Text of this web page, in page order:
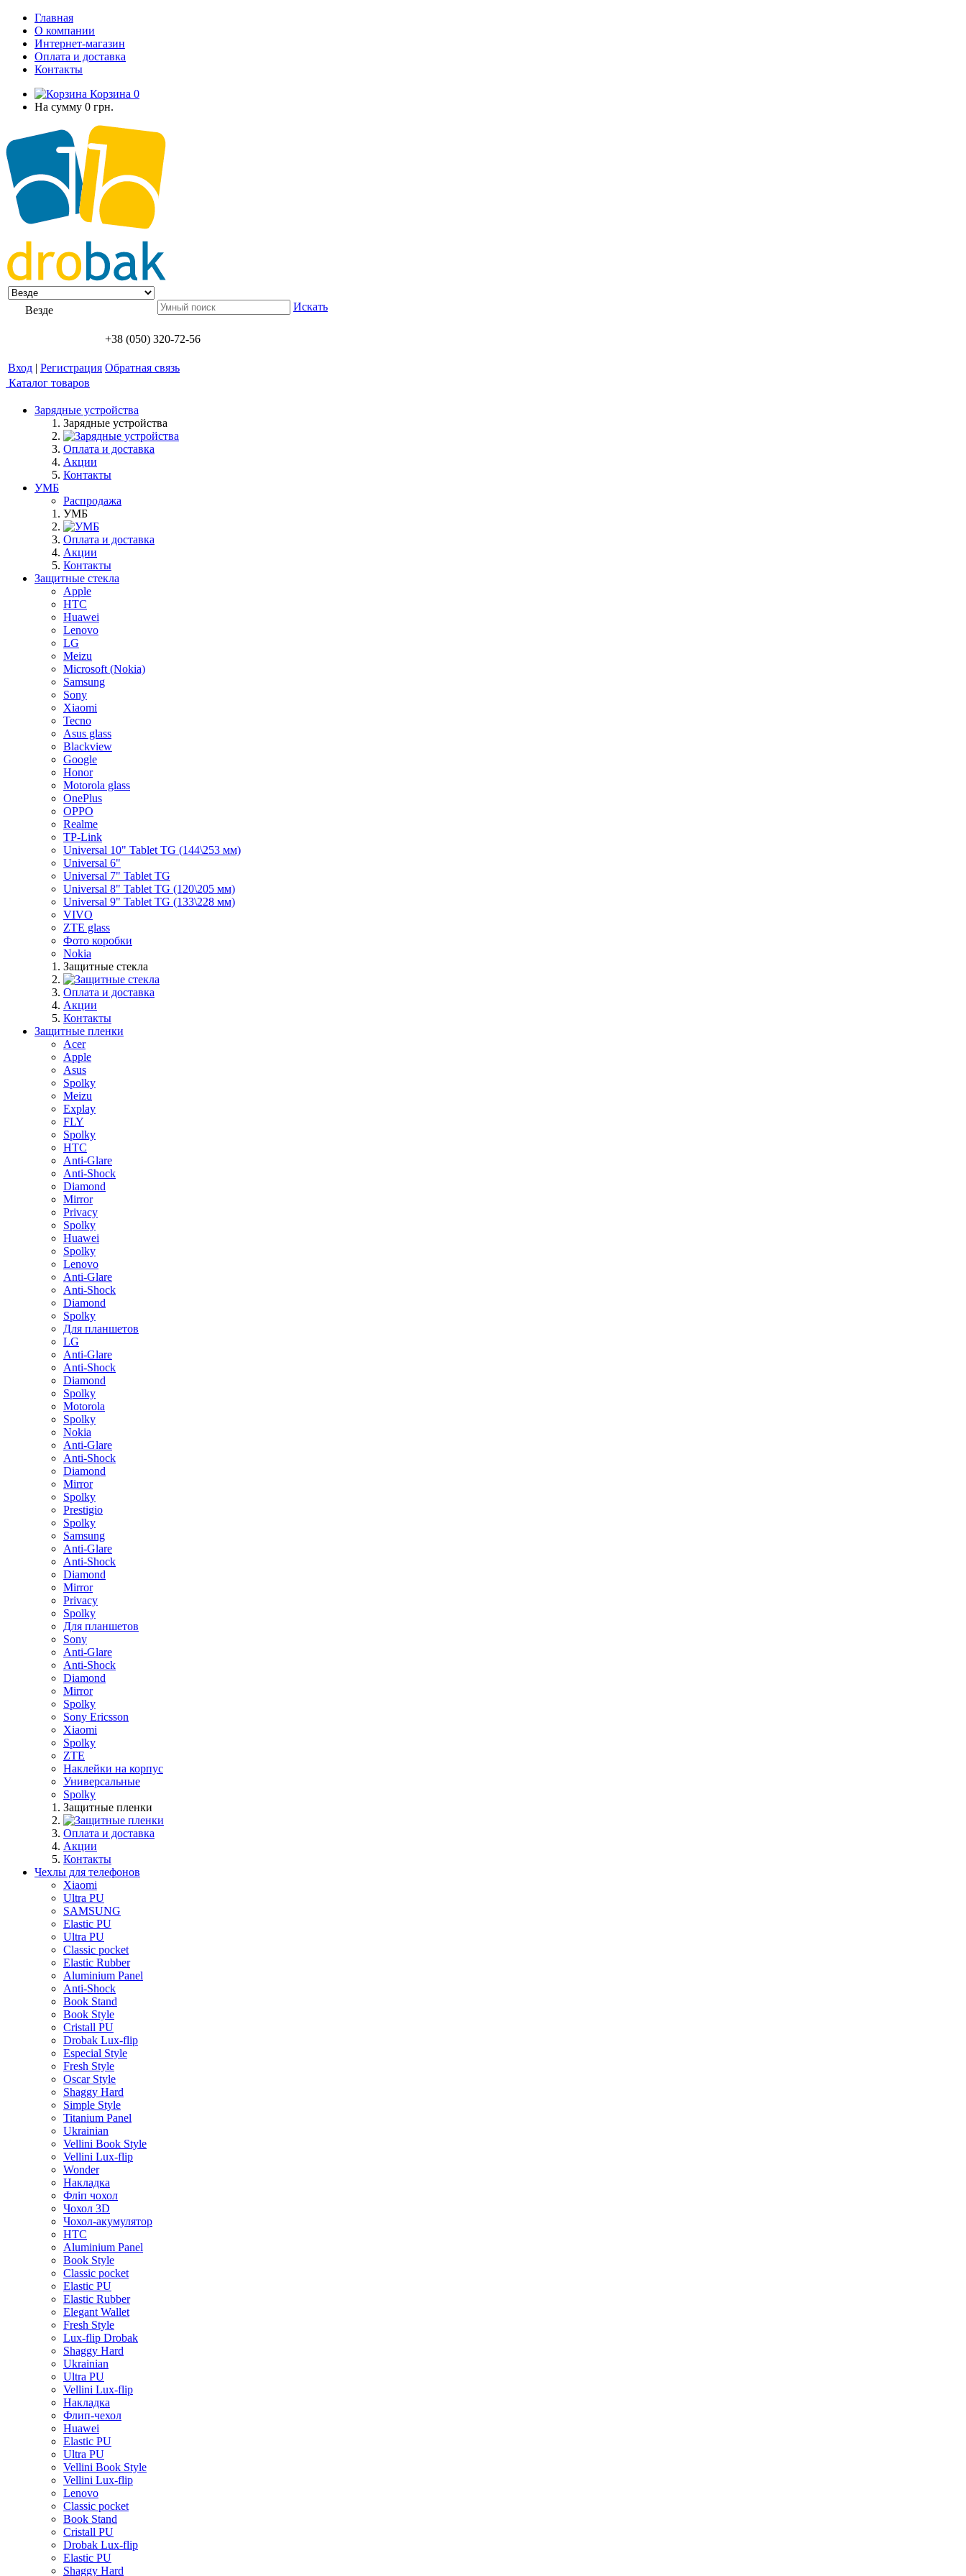
Главная
О компании
Интернет-магазин
Оплата и доставка
Контакты
Корзина 0
На сумму 0 грн.
Везде Искать
+38 (050) 320-72-56
Вход | Регистрация Обратная связь
Каталог товаров
Зарядные устройства
Зарядные устройства
Оплата и доставка
Акции
Контакты
УМБ
Распродажа
УМБ
Оплата и доставка
Акции
Контакты
Защитные стекла
Apple
HTC
Huawei
Lenovo
LG
Meizu
Microsoft (Nokia)
Samsung
Sony
Xiaomi
Tecno
Asus glass
Blackview
Google
Honor
Motorola glass
OnePlus
OPPO
Realme
TP-Link
Universal 10" Tablet TG (144\253 мм)
Universal 6"
Universal 7" Tablet TG
Universal 8" Tablet TG (120\205 мм)
Universal 9" Tablet TG (133\228 мм)
VIVO
ZTE glass
Фото коробки
Nokia
Защитные стекла
Оплата и доставка
Акции
Контакты
Защитные пленки
Acer
Apple
Asus
Spolky
Meizu
Explay
FLY
Spolky
HTC
Anti-Glare
Anti-Shock
Diamond
Mirror
Privacy
Spolky
Huawei
Spolky
Lenovo
Anti-Glare
Anti-Shock
Diamond
Spolky
Для планшетов
LG
Anti-Glare
Anti-Shock
Diamond
Spolky
Motorola
Spolky
Nokia
Anti-Glare
Anti-Shock
Diamond
Mirror
Spolky
Prestigio
Spolky
Samsung
Anti-Glare
Anti-Shock
Diamond
Mirror
Privacy
Spolky
Для планшетов
Sony
Anti-Glare
Anti-Shock
Diamond
Mirror
Spolky
Sony Ericsson
Xiaomi
Spolky
ZTE
Наклейки на корпус
Универсальные
Spolky
Защитные пленки
Оплата и доставка
Акции
Контакты
Чехлы для телефонов
Xiaomi
Ultra PU
SAMSUNG
Elastic PU
Ultra PU
Classic pocket
Elastic Rubber
Aluminium Panel
Anti-Shock
Book Stand
Book Style
Cristall PU
Drobak Lux-flip
Especial Style
Fresh Style
Oscar Style
Shaggy Hard
Simple Style
Titanium Panel
Ukrainian
Vellini Book Style
Vellini Lux-flip
Wonder
Накладка
Фліп чохол
Чохол 3D
Чохол-акумулятор
HTC
Aluminium Panel
Book Style
Classic pocket
Elastic PU
Elastic Rubber
Elegant Wallet
Fresh Style
Lux-flip Drobak
Shaggy Hard
Ukrainian
Ultra PU
Vellini Lux-flip
Накладка
Флип-чехол
Huawei
Elastic PU
Ultra PU
Vellini Book Style
Vellini Lux-flip
Lenovo
Classic pocket
Book Stand
Cristall PU
Drobak Lux-flip
Elastic PU
Shaggy Hard